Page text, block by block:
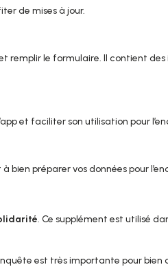
de mises à jour.
remplir le formulaire. Il contient
et faciliter son utilisation pour
bien préparer vos données pour
. Ce supplément est utilisé
est très importante pour